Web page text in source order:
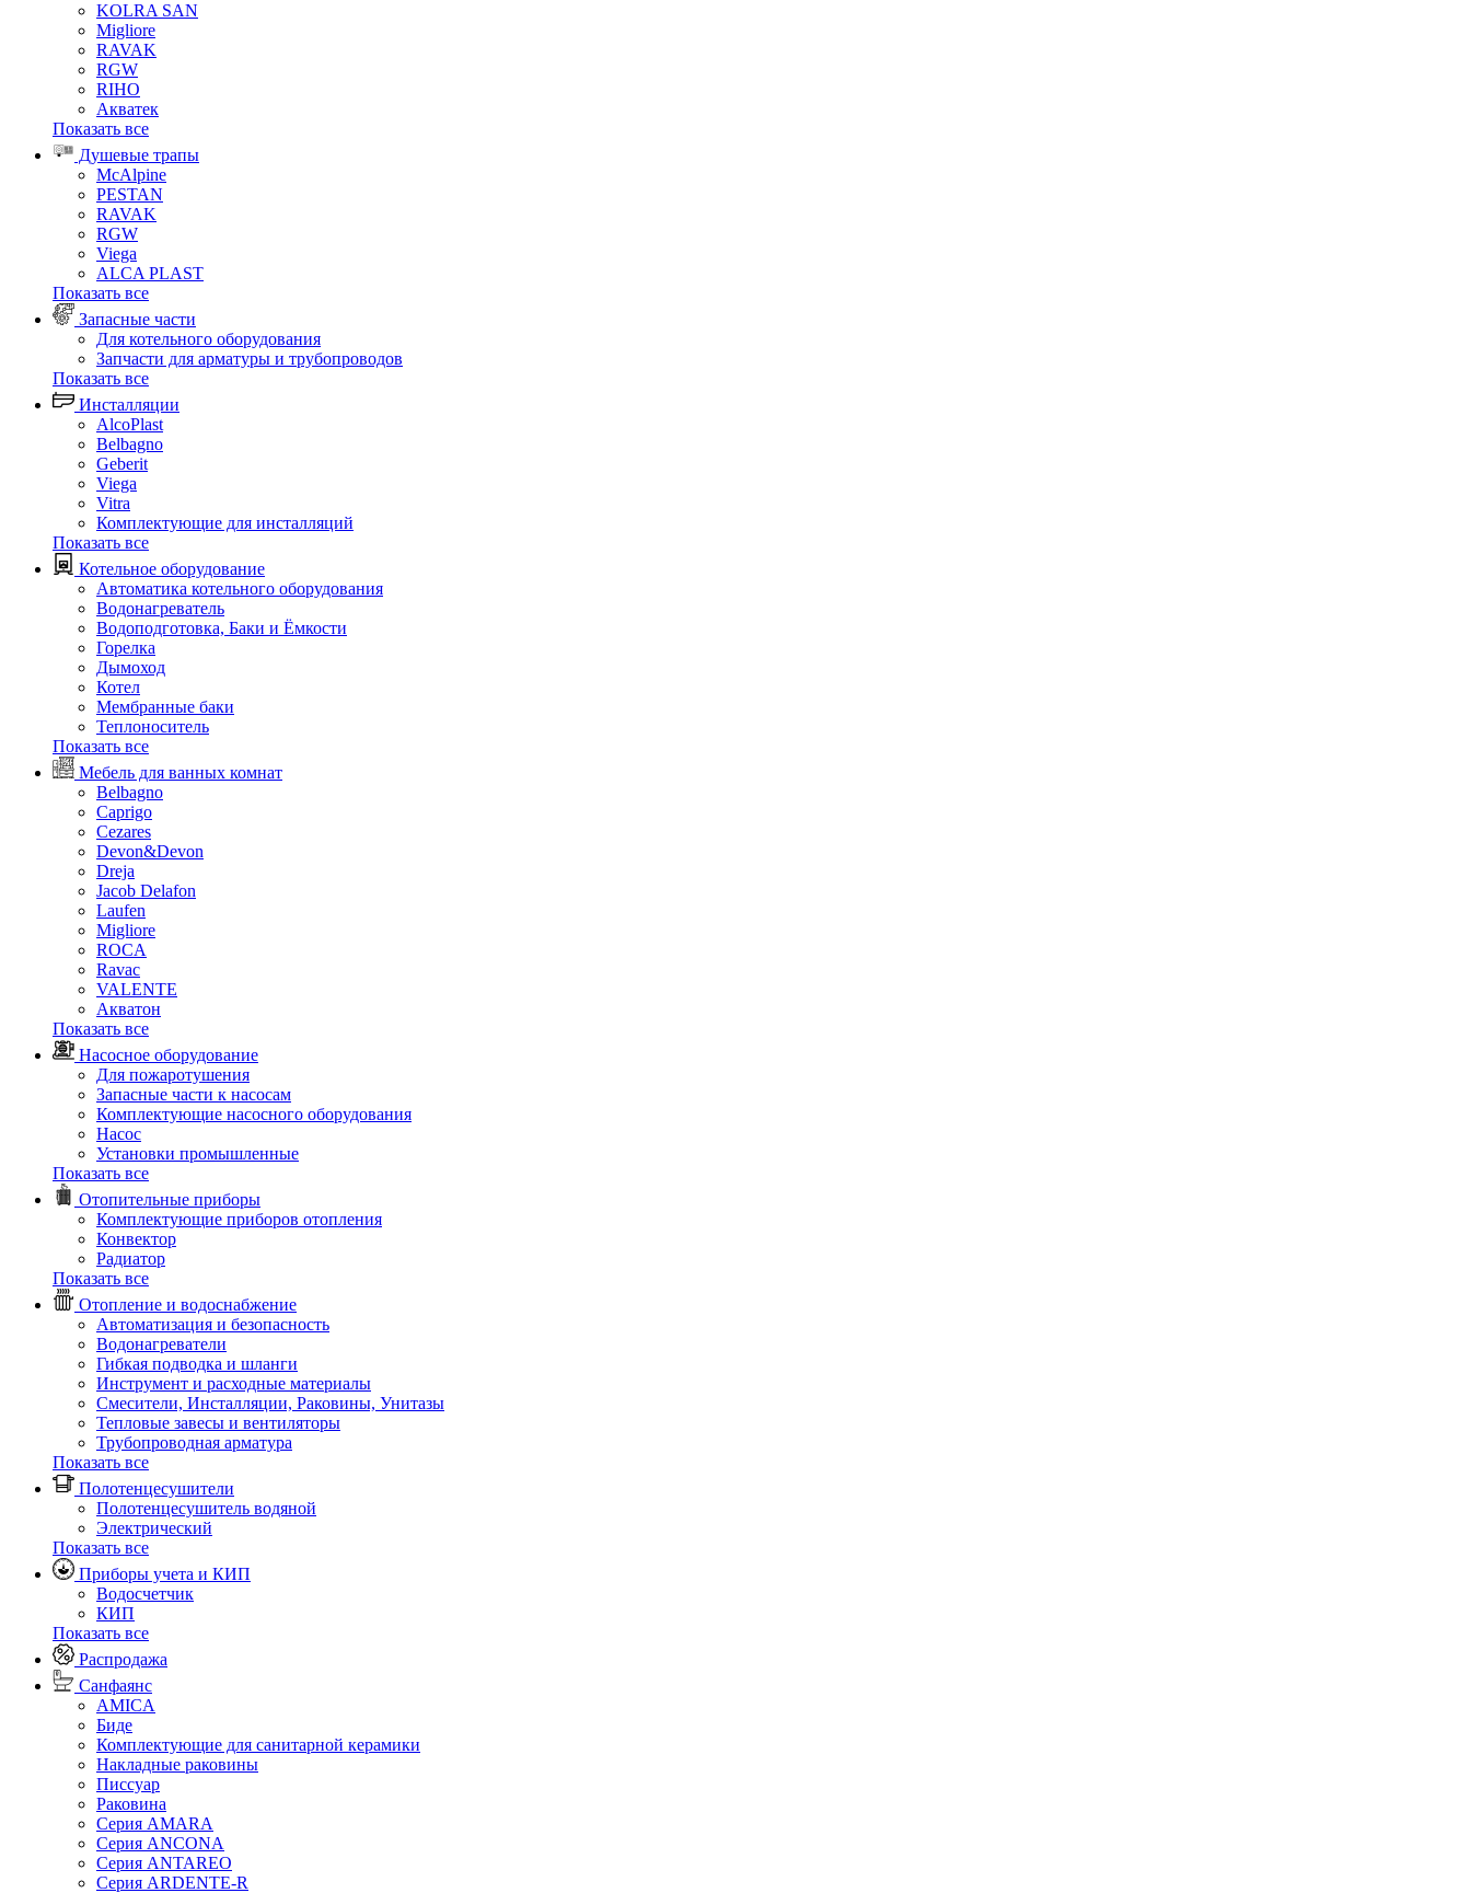
KOLRA SAN
Migliore
RAVAK
RGW
RIHO
Акватек
Показать все
Душевые трапы
McAlpine
PESTAN
RAVAK
RGW
Viega
АLCA PLAST
Показать все
Запасные части
Для котельного оборудования
Запчасти для арматуры и трубопроводов
Показать все
Инсталляции
AlcoPlast
Belbagno
Geberit
Viega
Vitra
Комплектующие для инсталляций
Показать все
Котельное оборудование
Автоматика котельного оборудования
Водонагреватель
Водоподготовка, Баки и Ёмкости
Горелка
Дымоход
Котел
Мембранные баки
Теплоноситель
Показать все
Мебель для ванных комнат
Belbagno
Caprigo
Cezares
Devon&Devon
Dreja
Jacob Delafon
Laufen
Migliore
ROCA
Rаvac
VALENTE
Акватон
Показать все
Насосное оборудование
Для пожаротушения
Запасные части к насосам
Комплектующие насосного оборудования
Насос
Установки промышленные
Показать все
Отопительные приборы
Комплектующие приборов отопления
Конвектор
Радиатор
Показать все
Отопление и водоснабжение
Автоматизация и безопасность
Водонагреватели
Гибкая подводка и шланги
Инструмент и расходные материалы
Смесители, Инсталляции, Раковины, Унитазы
Тепловые завесы и вентиляторы
Трубопроводная арматура
Показать все
Полотенцесушители
Полотенцесушитель водяной
Электрический
Показать все
Приборы учета и КИП
Водосчетчик
КИП
Показать все
Распродажа
Санфаянс
AMICA
Биде
Комплектующие для санитарной керамики
Накладные раковины
Писсуар
Раковина
Серия AMARA
Серия ANCONA
Серия ANTAREO
Серия ARDENTE-R